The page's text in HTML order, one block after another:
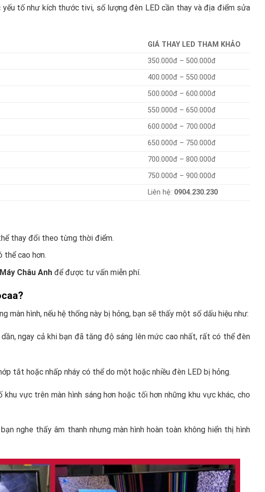
tố như kích thước tivi, số lượng đèn LED cần thay và địa điểm sửa
GIÁ THAY LED THAM KHẢO
350.000đ – 500.000đ
400.000đ – 550.000đ
500.000đ – 600.000đ
550.000đ – 650.000đ
600.000đ – 700.000đ
650.000đ – 750.000đ
700.000đ – 800.000đ
750.000đ – 900.000đ
Liên hệ: 0904.230.230
thay đổi theo từng thời điểm.
thể cao hơn.
Châu Anhđể được tư vấn miễn phí.
màn hình, nếu hệ thống này bị hỏng, bạn sẽ thấy một số dấu hiệu như:
ngay cả khi bạn đã tăng độ sáng lên mức cao nhất, rất có thể đèn
tắt hoặc nhấp nháy có thể do một hoặc nhiều đèn LED bị hỏng.
khu vực trên màn hình sáng hơn hoặc tối hơn những khu vực khác, cho
bạn nghe thấy âm thanh nhưng màn hình hoàn toàn không hiển thị hình